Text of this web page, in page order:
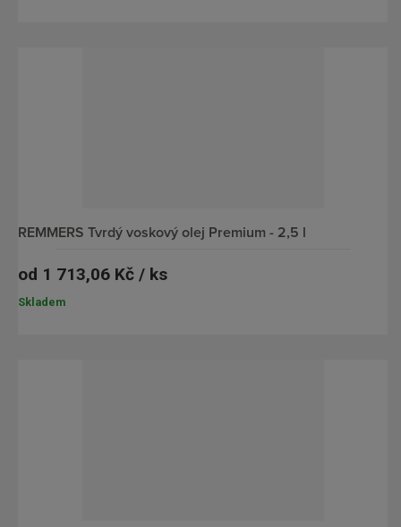
REMMERS Tvrdý voskový olej Premium - 2,5 l
od 1 713,06 Kč / ks
Skladem